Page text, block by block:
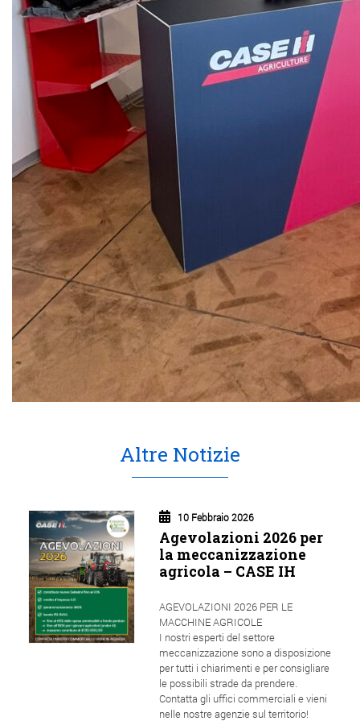
Altre Notizie
10 Febbraio 2026
Agevolazioni 2026 per
la meccanizzazione
agricola – CASE IH
AGEVOLAZIONI 2026 PER LE
MACCHINE AGRICOLE
I nostri esperti del settore
meccanizzazione sono a disposizione
per tutti i chiarimenti e per consigliare
le possibili strade da prendere.
Contatta gli uffici commerciali e vieni
nelle nostre agenzie sul territorio!